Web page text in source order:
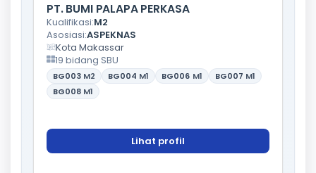
PT. BUMI PALAPA PERKASA
Kualifikasi:M2
Asosiasi:ASPEKNAS
Kota Makassar
19 bidang SBU
BG003 M2 BG004 M1 BG006 M1 BG007 M1
BG008 M1
Lihat profil